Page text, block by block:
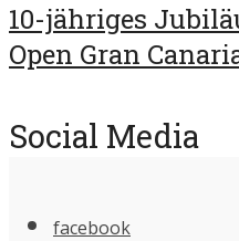
10-jähriges
Open Gran
Social Media
facebook